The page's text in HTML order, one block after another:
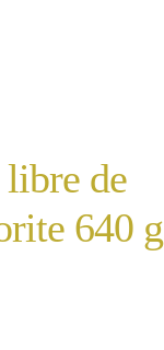
de
640 g